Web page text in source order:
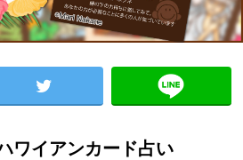
ワイアンカード占い